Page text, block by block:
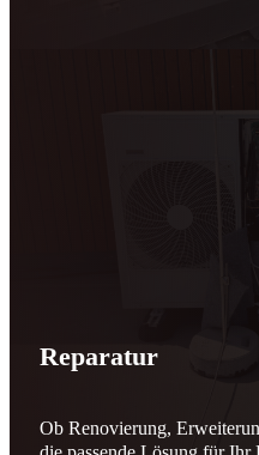
🌬️☀️ Mehr
Reparatur
Ob Renovierung,